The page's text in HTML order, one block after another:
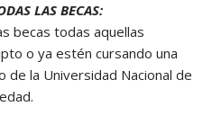
LAS BECAS:
becas todas aquellas
o ya estén cursando una
la Universidad Nacional de